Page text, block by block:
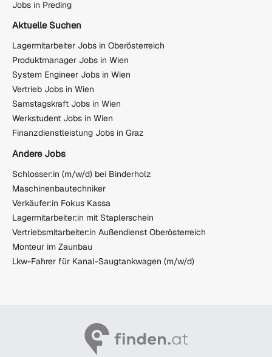
Jobs in Preding
Aktuelle Suchen
Lagermitarbeiter Jobs in Oberösterreich
Produktmanager Jobs in Wien
System Engineer Jobs in Wien
Vertrieb Jobs in Wien
Samstagskraft Jobs in Wien
Werkstudent Jobs in Wien
Finanzdienstleistung Jobs in Graz
Andere Jobs
Schlosser:in (m/w/d) bei Binderholz
Maschinenbautechniker
Verkäufer:in Fokus Kassa
Lagermitarbeiter:in mit Staplerschein
Vertriebsmitarbeiter:in Außendienst Oberösterreich
Monteur im Zaunbau
Lkw-Fahrer für Kanal-Saugtankwagen (m/w/d)